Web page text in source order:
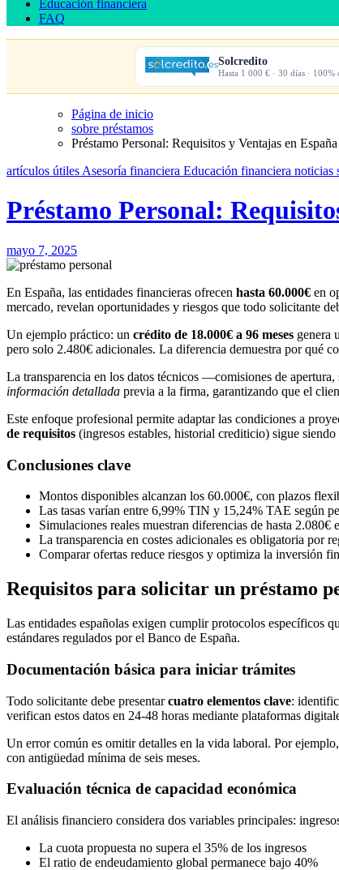
Educación financiera
FAQ
Solcredito
Hasta 1 000 € · 30 días · 100%
Página de inicio
sobre préstamos
Préstamo Personal: Requisitos y Ventajas en España
artículos útiles Asesoría financiera Educación financiera noticias
Préstamo Personal:
mayo 7, 2025
En España, las entidades financieras ofrecen hasta 60.000€ en
mercado, revelan oportunidades y riesgos que todo solicitante
Un ejemplo práctico: un crédito de 18.000€ a 96 meses genera
pero solo 2.480€ adicionales. La diferencia demuestra por qué
La transparencia en los datos técnicos —comisiones de
información detallada previa a la firma, garantizando que el
Este enfoque profesional permite adaptar las condiciones a
de requisitos (ingresos estables, historial crediticio) sigue siendo
Conclusiones clave
Montos disponibles alcanzan los 60.000€, con plazos
Las tasas varían entre 6,99% TIN y 15,24% TAE según
Simulaciones reales muestran diferencias de hasta 2.080€
La transparencia en costes adicionales es obligatoria por
Comparar ofertas reduce riesgos y optimiza la inversión
Requisitos para solicitar un préstamo
Las entidades españolas exigen cumplir protocolos específicos
estándares regulados por el Banco de España.
Documentación básica para iniciar trámites
Todo solicitante debe presentarcuatro elementos clave:
verifican estos datos en 24-48 horas mediante plataformas
Un error común es omitir detalles en la vida laboral. Por
con antigüedad mínima de seis meses.
Evaluación técnica de capacidad económica
El análisis financiero considera dos variables principales:
La cuota propuesta no supera el 35% de los ingresos
El ratio de endeudamiento global permanece bajo 40%